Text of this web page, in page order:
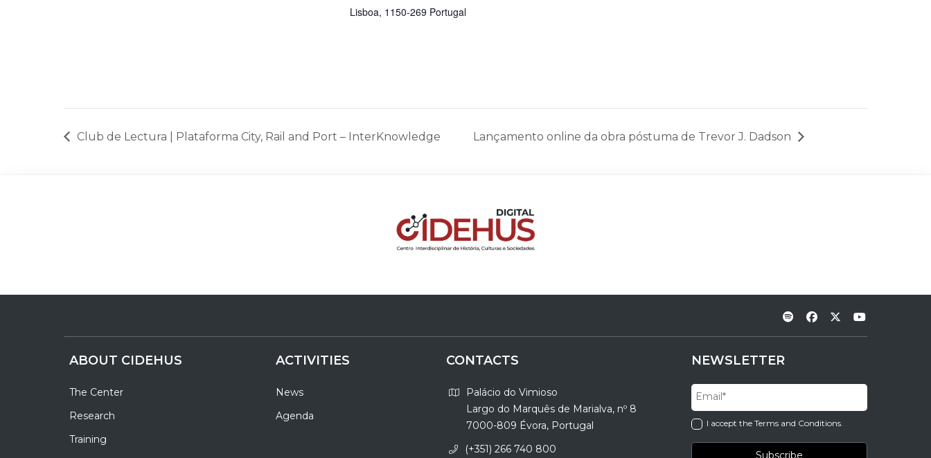
Lisboa, 1150-269 Portugal
Club de Lectura | Plataforma City, Rail and Port – InterKnowledge Lançamento online da obra póstuma de Trevor J. Dadson
ABOUT CIDEHUS
The Center
Research
Training
ACTIVITIES
News
Agenda
CONTACTS
Palácio do Vimioso
Largo do Marquês de Marialva, nº 8
7000-809 Évora, Portugal
(+351) 266 740 800
NEWSLETTER
I accept the Terms and Conditions.